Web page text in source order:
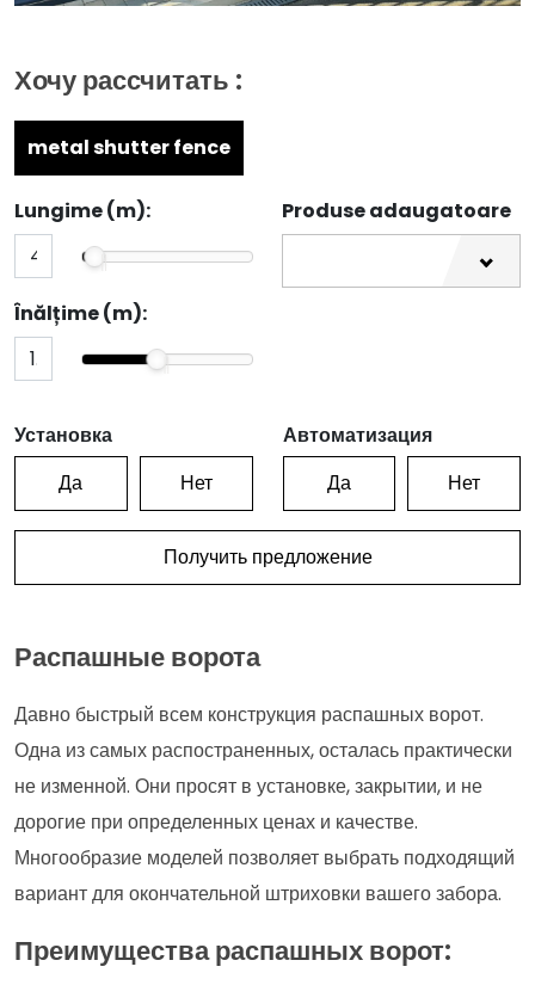
Хочу рассчитать :
metal shutter fence
Lungime (m):
Înălțime (m):
Produse adaugatoare
Установка
Да
Нет
Автоматизация
Да
Нет
Получить предложение
Распашные ворота
Давно быстрый всем конструкция распашных ворот.
Одна из самых распостраненных, осталась практически
не изменной. Они просят в установке, закрытии, и не
дорогие при определенных ценах и качестве.
Многообразие моделей позволяет выбрать подходящий
вариант для окончательной штриховки вашего забора.
Преимущества распашных ворот: